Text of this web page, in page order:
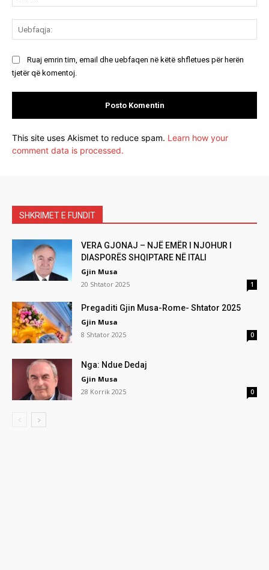
Ruaj emrin tim, email dhe uebfaqen në këtë shfletues për herën
tjetër që komentoj.
This site uses Akismet to reduce spam. Learn how your
comment data is processed.
SHKRIMET E FUNDIT
VERA GJONAJ – NJË EMËR I NJOHUR I
DIASPORËS SHQIPTARE NË ITALI
Gjin Musa
20 Shtator 2025
1
Pregaditi Gjin Musa-Rome- Shtator 2025
Gjin Musa
8 Shtator 2025
0
Nga: Ndue Dedaj
Gjin Musa
28 Korrik 2025
0